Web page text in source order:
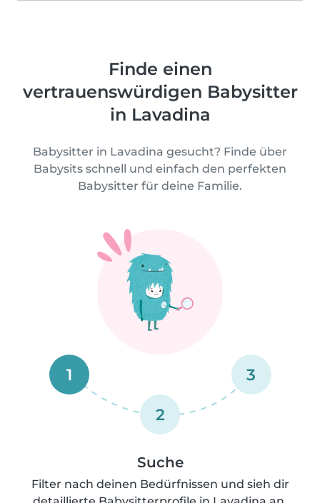
Finde einen
vertrauenswürdigen Babysitter
in Lavadina
Babysitter in Lavadina gesucht? Finde über
Babysits schnell und einfach den perfekten
Babysitter für deine Familie.
1
2
3
Suche
Filter nach deinen Bedürfnissen und sieh dir